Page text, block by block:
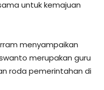
untuk kemajuan
menyampaikan
merupakan guru
roda pemerintahan di